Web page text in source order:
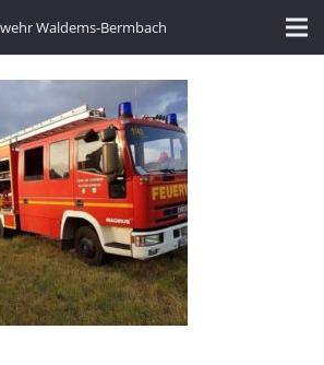
Waldems-Bermbach